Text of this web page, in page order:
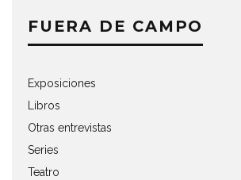
FUERA DE CAMPO
Exposiciones
Libros
Otras entrevistas
Series
Teatro